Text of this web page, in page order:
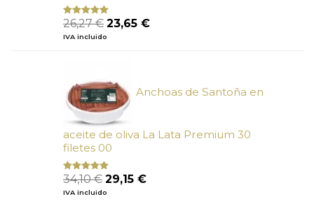
Valorado
con
5
26,27€ El
precio
23,65 €El
IVA incluido
Anchoas de Santoña en
aceite de oliva La Lata Premium 30
filetes 00
Valorado
con
de 5
34,10€ El
precio
29,15 €El
IVA incluido